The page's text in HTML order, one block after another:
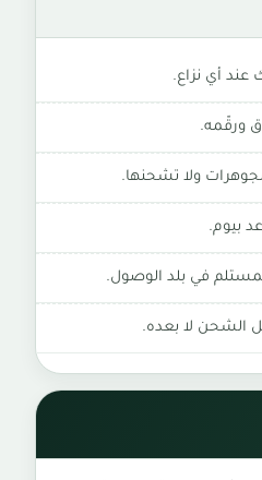
عند أي نزاع.
ورقّمه.
ولا تشحنها.
بيوم.
في بلد الوصول.
الشحن لا بعده.